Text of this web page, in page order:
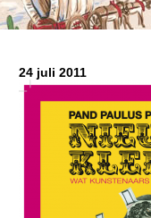
24 juli 2011